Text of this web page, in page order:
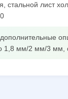
стальной лист
1,8 мм/2 мм/3 мм,